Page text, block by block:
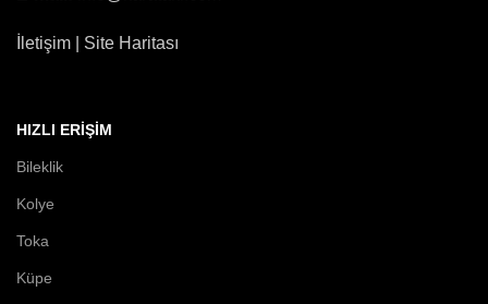
İletişim | Site Haritası
HIZLI ERIŞIM
Bileklik
Kolye
Toka
Küpe